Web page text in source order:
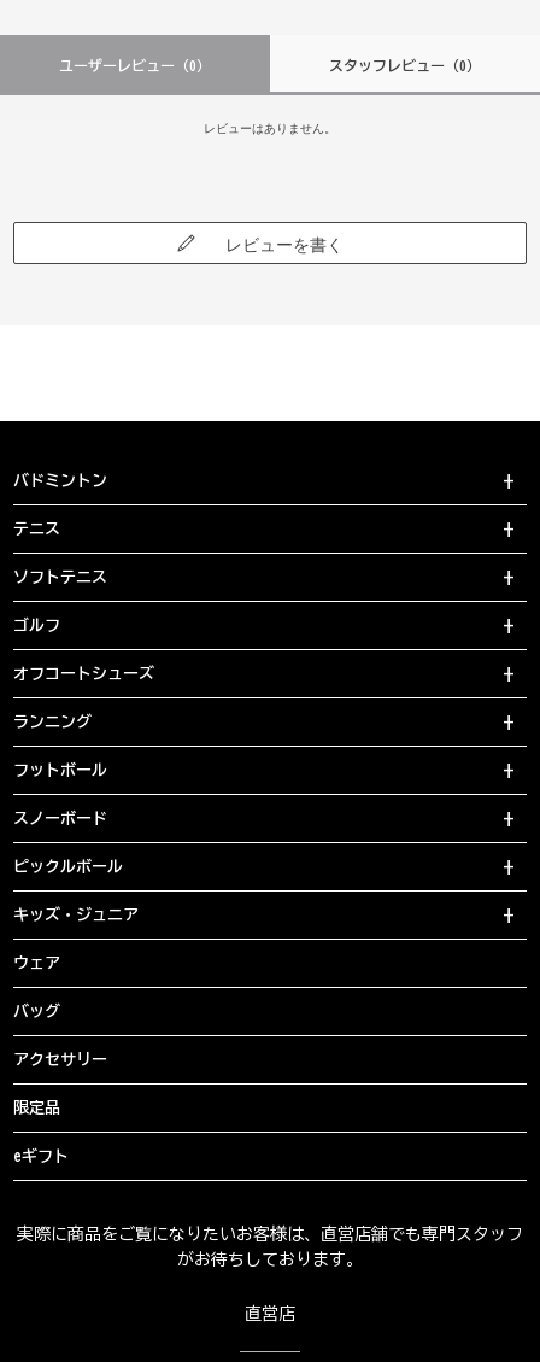
ユーザーレビュー （0） スタッフレビュー（0）
レビューはありません。
レビューを書く
バドミントン
テニス
ソフトテニス
ゴルフ
オフコートシューズ
ランニング
フットボール
スノーボード
ピックルボール
キッズ・ジュニア
ウェア
バッグ
アクセサリー
限定品
eギフト
実際に商品をご覧になりたいお客様は、直営店舗でも専門スタッフ
がお待ちしております。
直営店